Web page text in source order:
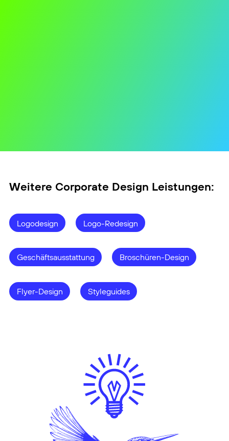
Weitere Corporate Design Leistungen:
Logodesign Logo-Redesign
Geschäftsausstattung Broschüren-Design
Flyer-Design Styleguides